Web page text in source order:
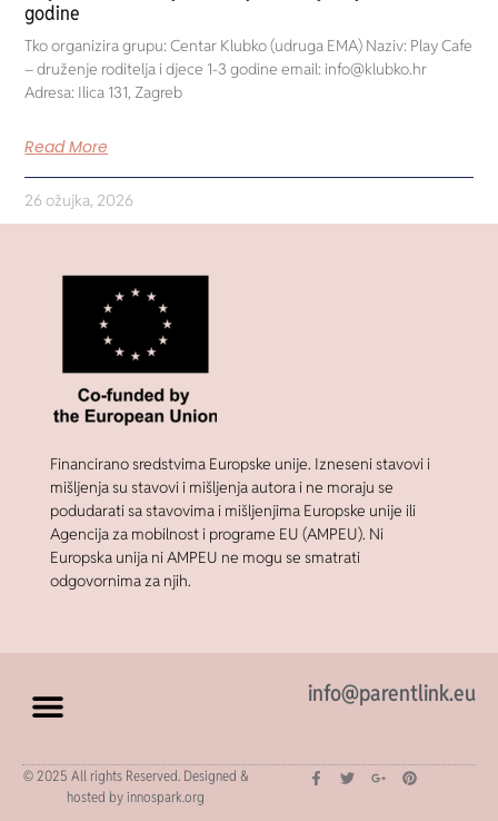
godine
Tko organizira grupu: Centar Klubko (udruga EMA) Naziv: Play Cafe
– druženje roditelja i djece 1-3 godine email: info@klubko.hr
Adresa: Ilica 131, Zagreb
Read More
26 ožujka, 2026
Financirano sredstvima Europske unije. Izneseni stavovi i
mišljenja su stavovi i mišljenja autora i ne moraju se
podudarati sa stavovima i mišljenjima Europske unije ili
Agencija za mobilnost i programe EU (AMPEU). Ni
Europska unija ni AMPEU ne mogu se smatrati
odgovornima za njih.
info@parentlink.eu
© 2025 All rights Reserved. Designed &
hosted by innospark.org